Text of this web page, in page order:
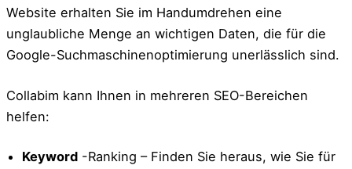
Website erhalten Sie im Handumdrehen eine
unglaubliche Menge an wichtigen Daten, die für die
Google-Suchmaschinenoptimierung unerlässlich sind.
Collabim kann Ihnen in mehreren SEO-Bereichen
helfen:
Keyword -Ranking – Finden Sie heraus, wie Sie für